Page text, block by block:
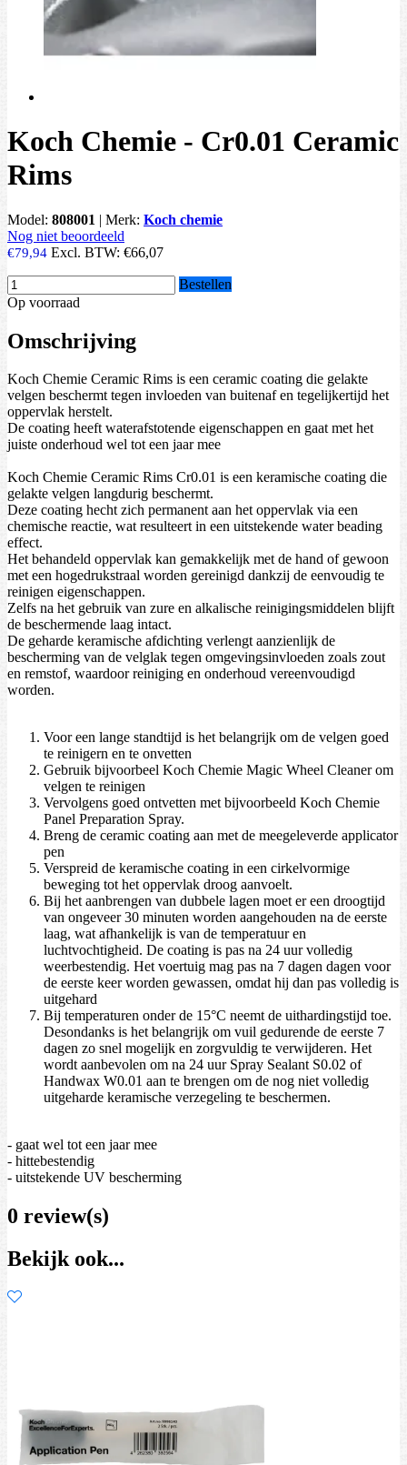
Koch Chemie - Cr0.01 Ceramic
Rims
Model: 808001 | Merk: Koch chemie
Nog niet beoordeeld
€79,94 Excl. BTW: €66,07
Bestellen
Op voorraad
Omschrijving
Koch Chemie Ceramic Rims is een ceramic coating die gelakte
velgen beschermt tegen invloeden van buitenaf en tegelijkertijd het
oppervlak herstelt.
De coating heeft waterafstotende eigenschappen en gaat met het
juiste onderhoud wel tot een jaar mee
Koch Chemie Ceramic Rims Cr0.01 is een keramische coating die
gelakte velgen langdurig beschermt.
Deze coating hecht zich permanent aan het oppervlak via een
chemische reactie, wat resulteert in een uitstekende water beading
effect.
Het behandeld oppervlak kan gemakkelijk met de hand of gewoon
met een hogedrukstraal worden gereinigd dankzij de eenvoudig te
reinigen eigenschappen.
Zelfs na het gebruik van zure en alkalische reinigingsmiddelen blijft
de beschermende laag intact.
De geharde keramische afdichting verlengt aanzienlijk de
bescherming van de velglak tegen omgevingsinvloeden zoals zout
en remstof, waardoor reiniging en onderhoud vereenvoudigd
worden.
Voor een lange standtijd is het belangrijk om de velgen goed
te reinigern en te onvetten
Gebruik bijvoorbeel Koch Chemie Magic Wheel Cleaner om
velgen te reinigen
Vervolgens goed ontvetten met bijvoorbeeld Koch Chemie
Panel Preparation Spray.
Breng de ceramic coating aan met de meegeleverde applicator
pen
Verspreid de keramische coating in een cirkelvormige
beweging tot het oppervlak droog aanvoelt.
Bij het aanbrengen van dubbele lagen moet er een droogtijd
van ongeveer 30 minuten worden aangehouden na de eerste
laag, wat afhankelijk is van de temperatuur en
luchtvochtigheid. De coating is pas na 24 uur volledig
weerbestendig. Het voertuig mag pas na 7 dagen dagen voor
de eerste keer worden gewassen, omdat hij dan pas volledig is
uitgehard
Bij temperaturen onder de 15°C neemt de uithardingstijd toe.
Desondanks is het belangrijk om vuil gedurende de eerste 7
dagen zo snel mogelijk en zorgvuldig te verwijderen. Het
wordt aanbevolen om na 24 uur Spray Sealant S0.02 of
Handwax W0.01 aan te brengen om de nog niet volledig
uitgeharde keramische verzegeling te beschermen.
- gaat wel tot een jaar mee
- hittebestendig
- uitstekende UV bescherming
0 review(s)
Bekijk ook...